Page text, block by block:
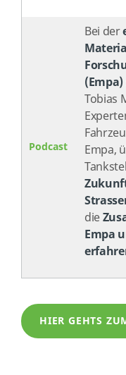
Podcast
Bei der
(Empa)
Tobias
Empa,
die
Empa
HIER GEHTS